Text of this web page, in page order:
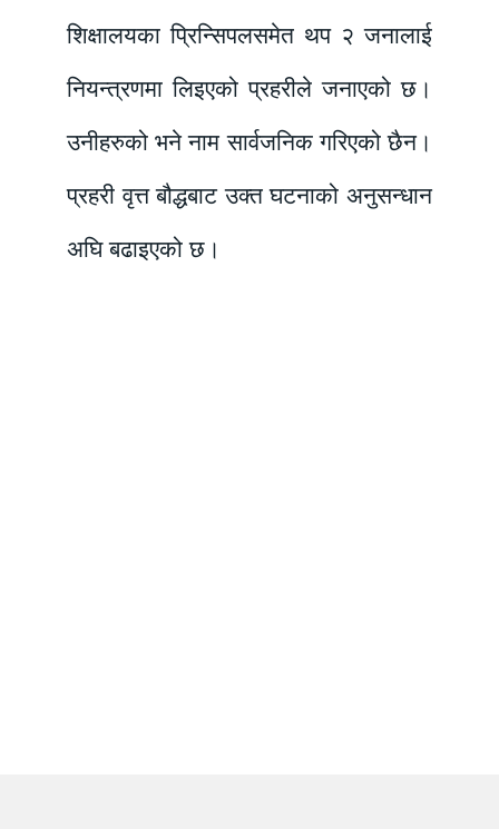
शिक्षालयका प्रिन्सिपलसमेत थप २ जनालाई
नियन्त्रणमा लिइएको प्रहरीले जनाएको छ।
उनीहरुको भने नाम सार्वजनिक गरिएको छैन।
प्रहरी वृत्त बौद्धबाट उक्त घटनाको अनुसन्धान
अघि बढाइएको छ।